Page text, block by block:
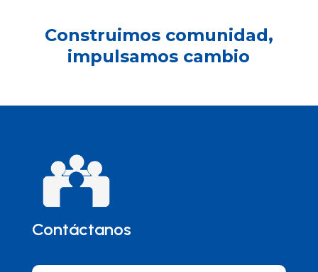
Construimos comunidad,
impulsamos cambio
Contáctanos